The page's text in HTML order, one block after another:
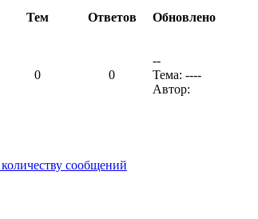
Тем Ответов
Обновлено
0 0
--
Тема: ----
Автор:
сообщений